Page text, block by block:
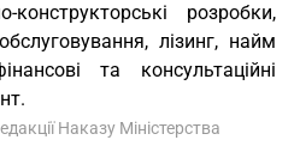
конструкторські розробки,
лізинг, найм
та консультаційні
Наказу Міністерства